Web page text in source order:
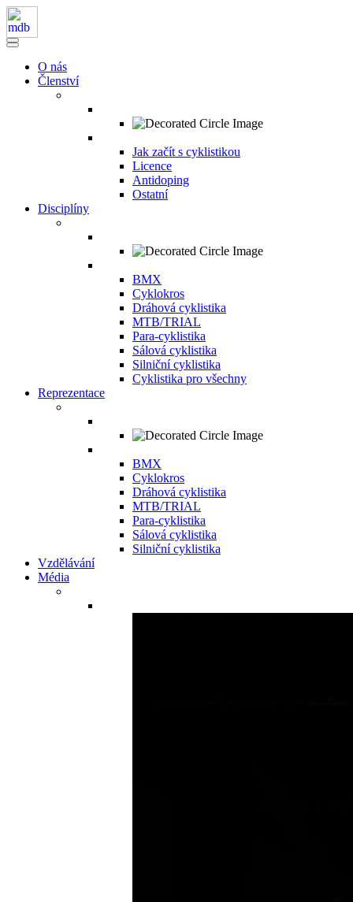
O nás
Členství
Jak začít s cyklistikou
Licence
Antidoping
Ostatní
Disciplíny
BMX
Cyklokros
Dráhová cyklistika
MTB/TRIAL
Para-cyklistika
Sálová cyklistika
Silniční cyklistika
Cyklistika pro všechny
Reprezentace
BMX
Cyklokros
Dráhová cyklistika
MTB/TRIAL
Para-cyklistika
Sálová cyklistika
Silniční cyklistika
Vzdělávání
Média